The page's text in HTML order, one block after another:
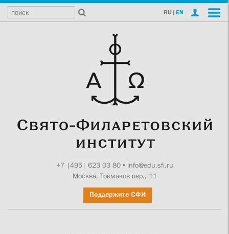
RU | EN
+7 |495| 623 03 80• info@edu.sfi.ru
Москва, Токмаков пер., 11
Поддержите СФИ